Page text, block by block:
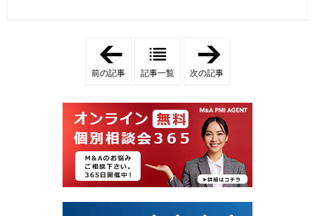
M
&
A
補
助
金
経
営
資
前の記事 記事一覧
M
金
で
デ
ュ
ー
次の記事